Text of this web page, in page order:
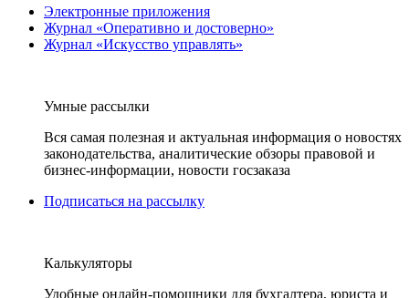
Электронные приложения
Журнал «Оперативно и достоверно»
Журнал «Искусство управлять»
Умные рассылки
Вся самая полезная и актуальная информация о новостях
законодательства, аналитические обзоры правовой и
бизнес-информации, новости госзаказа
Подписаться на рассылку
Калькуляторы
Удобные онлайн-помощники для бухгалтера, юриста и